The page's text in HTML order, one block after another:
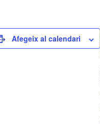
Afegeix al calendari